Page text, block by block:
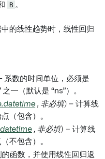
B 。
的线性趋势时，线性回归
系数的时间单位，必须是
之一（默认是 “ns”）。
, 非必填) – 计算线
（包含）。
, 非必填) – 计算线
不包含）。
函数，并使用线性回归返